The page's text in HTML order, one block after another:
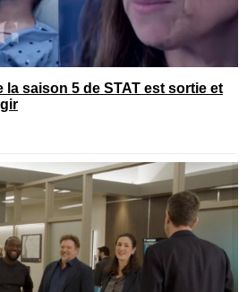
la saison 5 de STAT est sortie et